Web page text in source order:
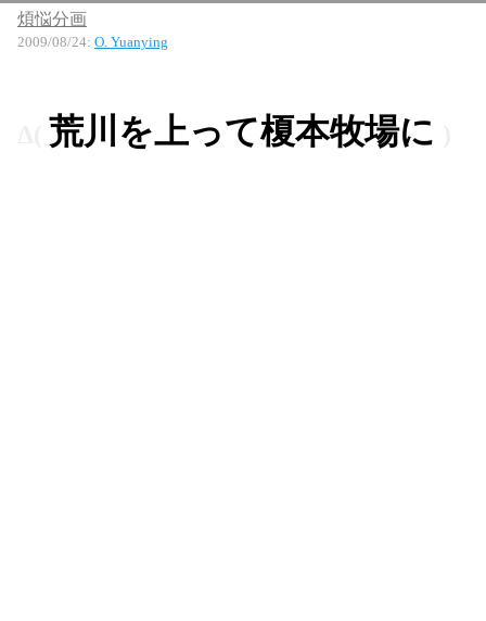
煩悩分画
2009/08/24: O. Yuanying
荒川を上って榎本牧場に